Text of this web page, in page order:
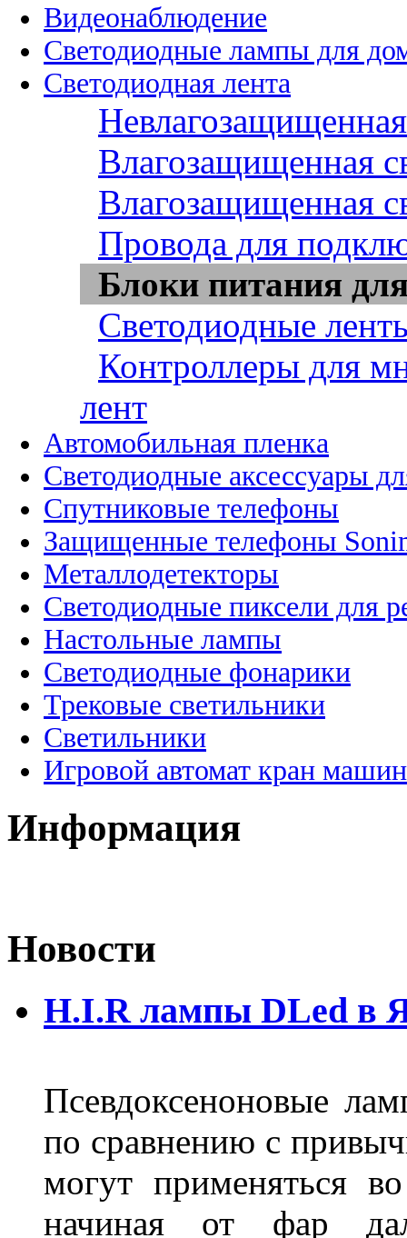
Видеонаблюдение
Светодиодные лампы для
Светодиодная лента
Влагозащищенная
Влагозащищенная
Провода для
Блоки питания
Светодиодные
Контроллеры для
лент
Автомобильная пленка
Светодиодные аксессуары
Спутниковые телефоны
Защищенные телефоны
Металлодетекторы
Светодиодные пиксели для
Настольные лампы
Светодиодные фонарики
Трековые светильники
Светильники
Игровой автомат кран
Информация
Новости
H.I.R лампы DLed в
Псевдоксеноновые
по сравнению с
могут применяться
начиная от фар